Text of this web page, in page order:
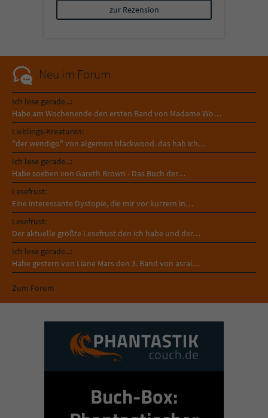
zur Rezension
Neu im Forum
Ich lese gerade...:
Habe am Wochenende den ersten Band von Madame Wo…
Lieblings-Kreaturen:
"der wendigo" von algernon blackwood. das hab ich…
Ich lese gerade...:
Habe soeben von Gareth Brown - Das Buch der…
Lesefrust:
Eine interessante Dystopie, die mir vor kurzem in…
Lesefrust:
Der aktuelle größte Lesefrust den ich habe und der…
Ich lese gerade...:
Habe gestern von Liane Mars den 3. Band von asrai…
Zum Forum
Buch-Box: